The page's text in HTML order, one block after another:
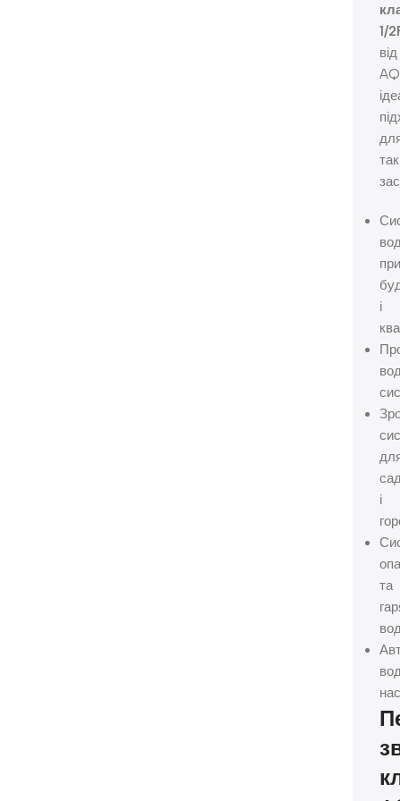
1/
від
і
і
та